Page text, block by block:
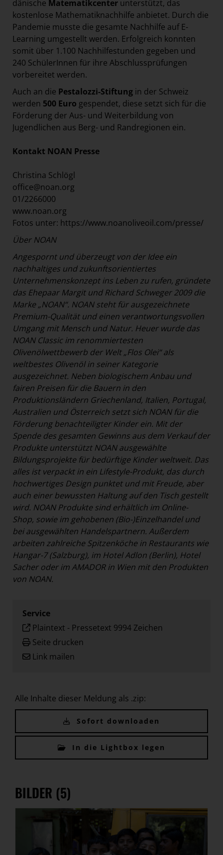
dänische Matematikcenter unterstützt, das
kostenlose Mathematiknachhilfe anbietet. Durch die
Pandemie musste die gesamte Nachhilfe auf E-
Learning umgestellt werden. Erfolgreich konnten
somit über 1.100 Nachhilfestunden gegeben und
240 SchülerInnen für ihre Abschlussprüfungen
vorbereitet werden.
Auch an die Pestalozzi-Stiftung in der Schweiz
werden 500 Euro gespendet, diese setzt sich für die
Förderung der Aus- und Weiterbildung von
Jugendlichen aus Berg- und Randregionen ein.
Kontakt NOAN Presse
Christina Schlögl
office@noan.org
01/2266000
www.noan.org
Fotos unter: https://www.noanoliveoil.com/presse/
Über NOAN
Angespornt und überzeugt von der Idee ein
nachhaltiges und zukunftsorientiertes
Unternehmenskonzept ins Leben zu rufen, gründete
das Ehepaar Margit und Richard Schweger 2009 die
Marke „NOAN“. NOAN steht für ausgezeichnete
Premium-Qualität und einen verantwortungsvollen
Umgang mit Mensch und Natur. Heuer wurde das
NOAN Classic im renommiertesten
Olivenölwettbewerb der Welt „Flos Olei“ als
weltbestes Olivenöl in seiner Kategorie
ausgezeichnet. Neben biologischem Anbau und
fairen Preisen für die Bauern in den
Produktionsländern Griechenland, Italien, Portugal,
Australien und Österreich setzt sich NOAN für die
Förderung benachteiligter Kinder ein. Mit der
Spende des gesamten Gewinns aus dem Verkauf der
Produkte unterstützt NOAN ausgewählte
Bildungsprojekte für bedürftige Kinder weltweit. Das
alles ist verpackt in ein Lifestyle-Produkt, das durch
hochwertiges Design punktet und mit Freude, aber
auch einer bewussten Haltung auf den Tisch gestellt
wird. NOAN Produkte sind erhältlich im Online-
Shop, sowie im gehobenen (Bio-)Einzelhandel und
bei ausgewählten Handelspartnern. Außerdem
arbeiten zahlreiche Spitzenköche in Restaurants wie
Hangar-7 (Salzburg), im Hotel Adlon (Berlin), Hotel
Sacher oder im AMADOR in Wien mit den Produkten
von NOAN.
Service
Plaintext - Pressetext 9994 Zeichen
Seite drucken
Link mailen
Alle Inhalte dieser Meldung als .zip:
Sofort downloaden
In die Lightbox legen
BILDER (5)